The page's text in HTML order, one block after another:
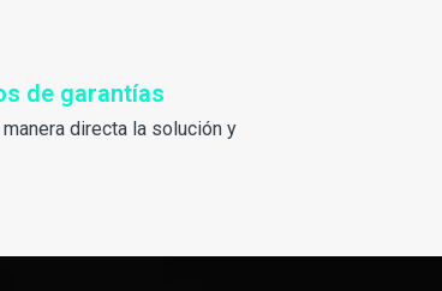
de garantías
directa la solución y